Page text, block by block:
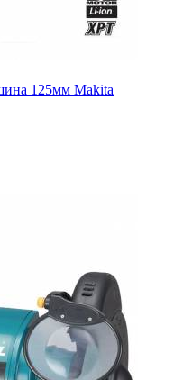
125мм Makita